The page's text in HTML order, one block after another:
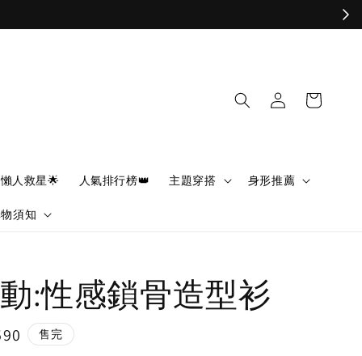
懶人救星🌟 人氣排行榜👑 主題穿搭 身形推薦
須知
:性感鎖骨造型衫
售完